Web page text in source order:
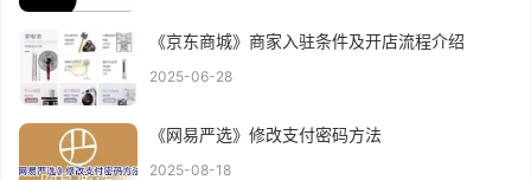
《京东商城》商家入驻条件及开店流程介绍
2025-06-28
《网易严选》修改支付密码方法
2025-08-18